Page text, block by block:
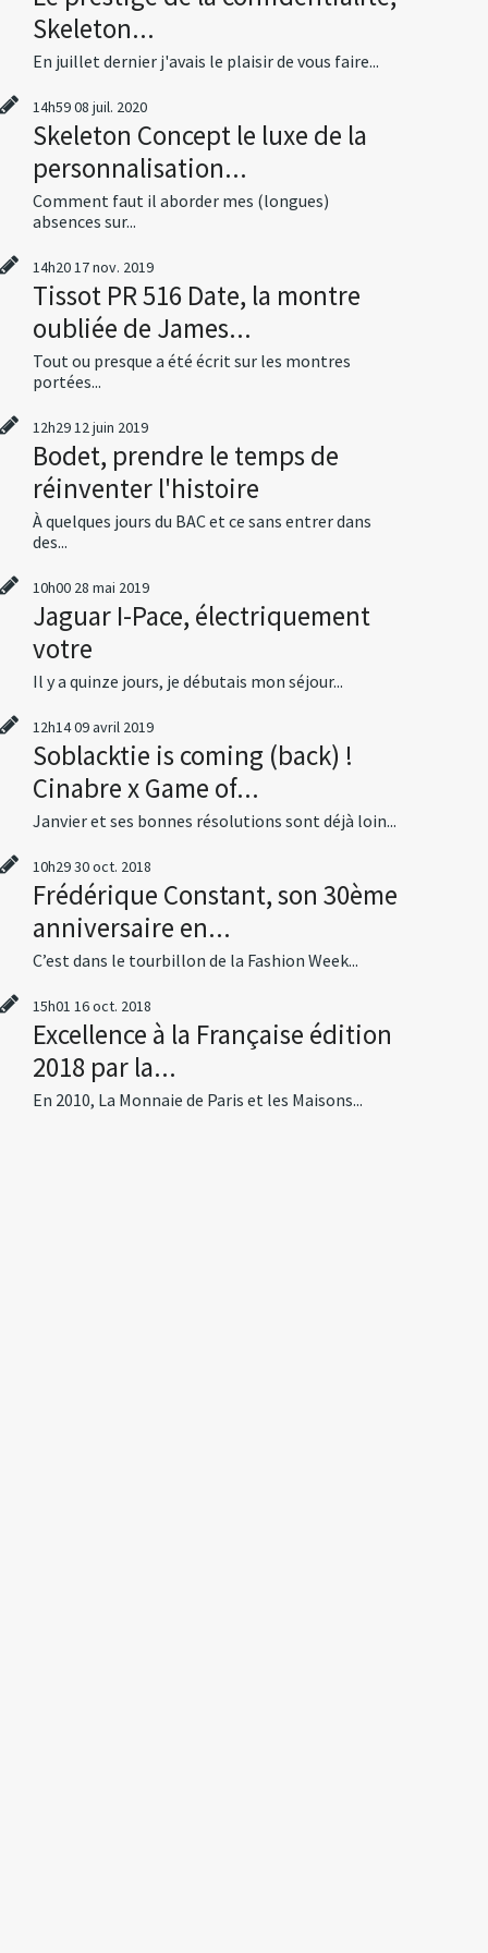
Skeleton...
En juillet dernier j'avais le plaisir de vous faire...
14h5908 juil. 2020
Skeleton Concept le luxe de la
personnalisation...
Comment faut il aborder mes (longues)
absences sur...
14h2017nov. 2019
Tissot PR 516 Date, la montre
oubliée de James...
Tout ou presque a été écrit sur les montres
portées...
12h2912juin 2019
Bodet, prendre le temps de
réinventer l'histoire
À quelques jours du BAC et ce sans entrer dans
des...
10h00 28 mai 2019
Jaguar I-Pace, électriquement
votre
Il y a quinze jours, je débutais mon séjour...
12h1409avril 2019
Soblacktie is coming (back) !
Cinabre x Game of...
Janvier et ses bonnes résolutions sont déjà loin...
10h2930oct. 2018
Frédérique Constant, son 30ème
anniversaire en...
C’est dans le tourbillon de la Fashion Week...
15h01 16oct. 2018
Excellence à la Française édition
2018 par la...
En 2010, La Monnaie de Paris et les Maisons...